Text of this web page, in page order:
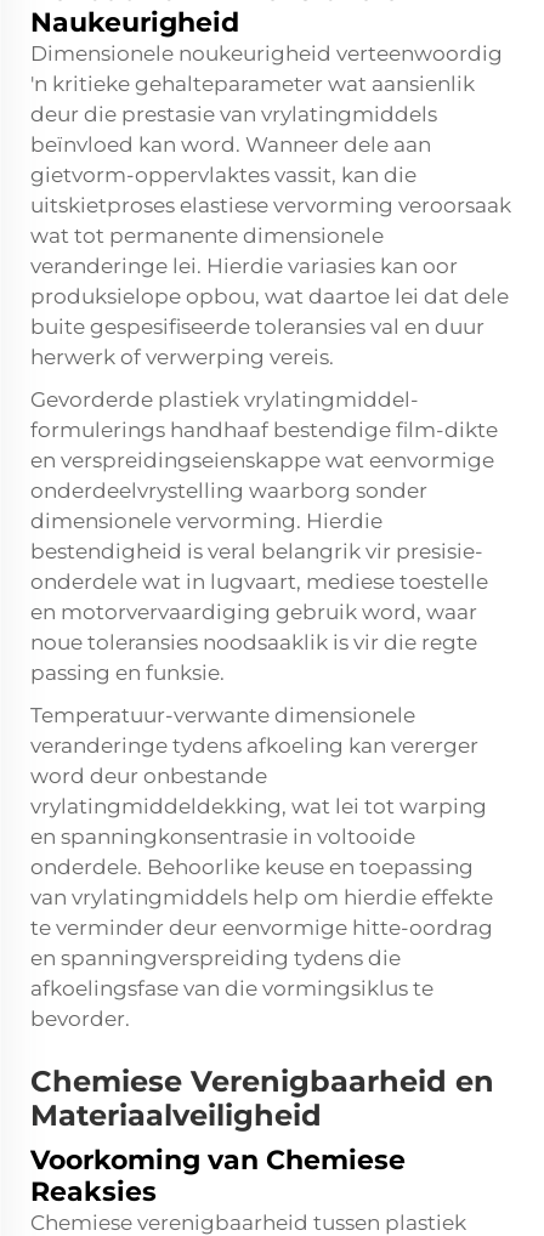
Naukeurigheid
Dimensionele noukeurigheid verteenwoordig
'n kritieke gehalteparameter wat aansienlik
deur die prestasie van vrylatingmiddels
beïnvloed kan word. Wanneer dele aan
gietvorm-oppervlaktes vassit, kan die
uitskietproses elastiese vervorming veroorsaak
wat tot permanente dimensionele
veranderinge lei. Hierdie variasies kan oor
produksielope opbou, wat daartoe lei dat dele
buite gespesifiseerde toleransies val en duur
herwerk of verwerping vereis.
Gevorderde plastiek vrylatingmiddel-
formulerings handhaaf bestendige film-dikte
en verspreidingseienskappe wat eenvormige
onderdeelvrystelling waarborg sonder
dimensionele vervorming. Hierdie
bestendigheid is veral belangrik vir presisie-
onderdele wat in lugvaart, mediese toestelle
en motorvervaardiging gebruik word, waar
noue toleransies noodsaaklik is vir die regte
passing en funksie.
Temperatuur-verwante dimensionele
veranderinge tydens afkoeling kan vererger
word deur onbestande
vrylatingmiddeldekking, wat lei tot warping
en spanningkonsentrasie in voltooide
onderdele. Behoorlike keuse en toepassing
van vrylatingmiddels help om hierdie effekte
te verminder deur eenvormige hitte-oordrag
en spanningverspreiding tydens die
afkoelingsfase van die vormingsiklus te
bevorder.
Chemiese Verenigbaarheid en
Materiaalveiligheid
Voorkoming van Chemiese
Reaksies
Chemiese verenigbaarheid tussen plastiek